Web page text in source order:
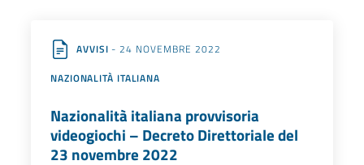
AVVISI - 24 NOVEMBRE 2022
NAZIONALITÀ ITALIANA
Nazionalità italiana provvisoria
videogiochi – Decreto Direttoriale del
23 novembre 2022